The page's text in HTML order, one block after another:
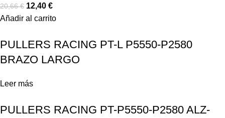
20,66€ 12,40 €
Añadir al carrito
PULLERS RACING PT-L P5550-P2580
BRAZO LARGO
Leer más
PULLERS RACING PT-P5550-P2580 ALZ-